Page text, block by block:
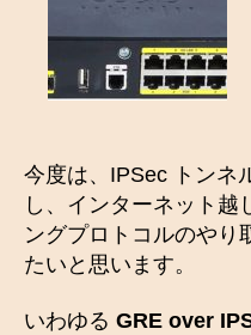
今度は、IPSec トンネ
し、インターネット越
ングプロトコルのやり
たいと思います。
いわゆる GRE over